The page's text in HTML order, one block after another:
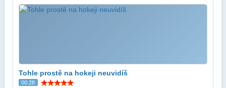
Tohle prostě na hokeji neuvidíš
00:28